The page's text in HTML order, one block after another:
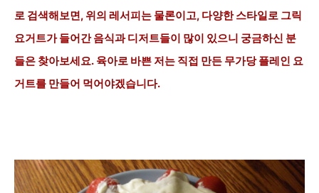
로 검색해보면, 위의 레서피는 물론이고, 다양한 스타일로 그릭
요거트가 들어간 음식과 디저트들이 많이 있으니 궁금하신 분
들은 찾아보세요. 육아로 바쁜 저는 직접 만든 무가당 플레인 요
거트를 만들어 먹어야겠습니다.